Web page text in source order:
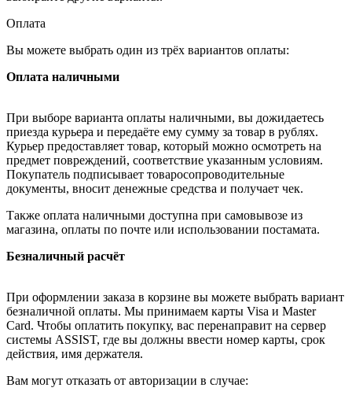
Оплата
Вы можете выбрать один из трёх вариантов оплаты:
Оплата наличными
При выборе варианта оплаты наличными, вы дожидаетесь
приезда курьера и передаёте ему сумму за товар в рублях.
Курьер предоставляет товар, который можно осмотреть на
предмет повреждений, соответствие указанным условиям.
Покупатель подписывает товаросопроводительные
документы, вносит денежные средства и получает чек.
Также оплата наличными доступна при самовывозе из
магазина, оплаты по почте или использовании постамата.
Безналичный расчёт
При оформлении заказа в корзине вы можете выбрать вариант
безналичной оплаты. Мы принимаем карты Visa и Master
Card. Чтобы оплатить покупку, вас перенаправит на сервер
системы ASSIST, где вы должны ввести номер карты, срок
действия, имя держателя.
Вам могут отказать от авторизации в случае: